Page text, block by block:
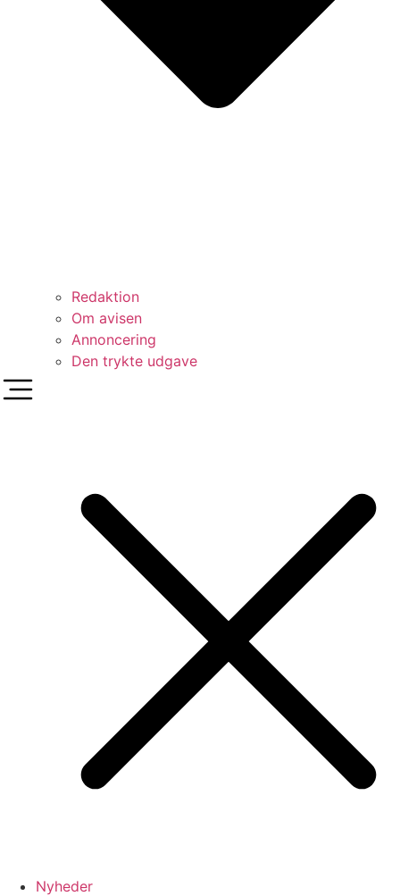
Redaktion
Om avisen
Annoncering
Den trykte udgave
Nyheder